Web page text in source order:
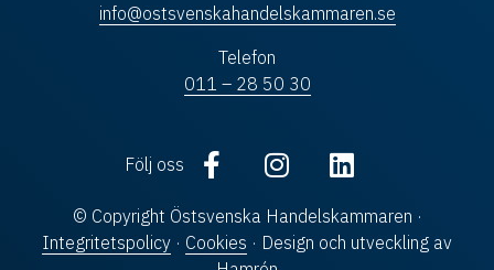
info@ostsvenskahandelskammaren.se
Telefon
011 – 28 50 30
Följ oss
© Copyright Östsvenska Handelskammaren ·
Integritetspolicy · Cookies · Design och utveckling av